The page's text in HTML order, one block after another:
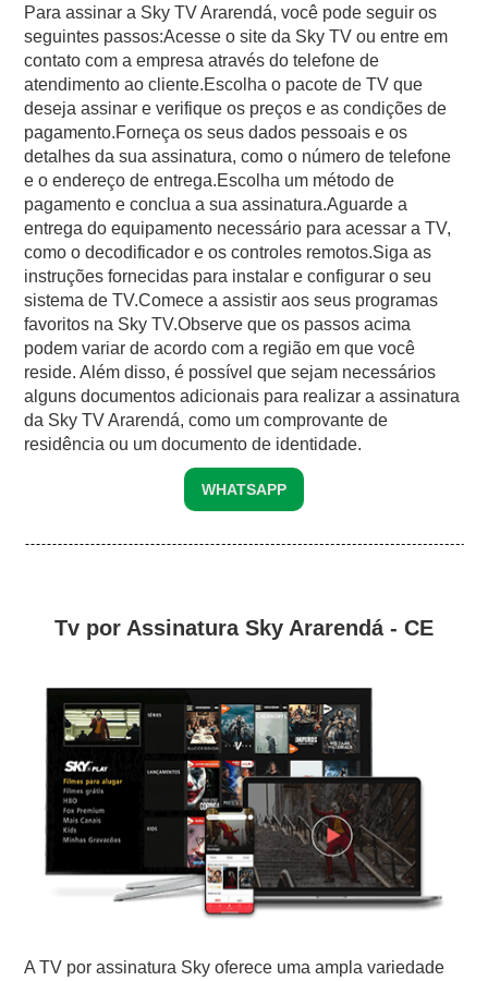
Para assinar a Sky TV Ararendá, você pode seguir os
seguintes passos:Acesse o site da Sky TV ou entre em
contato com a empresa através do telefone de
atendimento ao cliente.Escolha o pacote de TV que
deseja assinar e verifique os preços e as condições de
pagamento.Forneça os seus dados pessoais e os
detalhes da sua assinatura, como o número de telefone
e o endereço de entrega.Escolha um método de
pagamento e conclua a sua assinatura.Aguarde a
entrega do equipamento necessário para acessar a TV,
como o decodificador e os controles remotos.Siga as
instruções fornecidas para instalar e configurar o seu
sistema de TV.Comece a assistir aos seus programas
favoritos na Sky TV.Observe que os passos acima
podem variar de acordo com a região em que você
reside. Além disso, é possível que sejam necessários
alguns documentos adicionais para realizar a assinatura
da Sky TV Ararendá, como um comprovante de
residência ou um documento de identidade.
WHATSAPP
Tv por Assinatura Sky Ararendá - CE
A TV por assinatura Sky oferece uma ampla variedade